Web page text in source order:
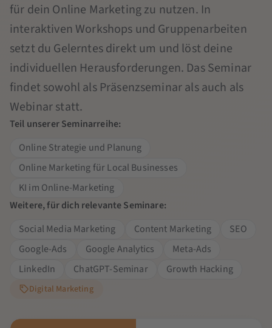
für dein Online Marketing zu nutzen. In
interaktiven Workshops und Gruppenarbeiten
setzt du Gelerntes direkt um und löst deine
individuellen Herausforderungen. Das Seminar
findet sowohl als Präsenzseminar als auch als
Webinar statt.
Teil unserer Seminarreihe:
Online Strategie und Planung
Online Marketing für Local Businesses
KI im Online-Marketing
Weitere, für dich relevante Seminare:
Social Media Marketing
Content Marketing
SEO
Google-Ads
Google Analytics
Meta-Ads
LinkedIn
ChatGPT-Seminar Growth Hacking
Digital Marketing